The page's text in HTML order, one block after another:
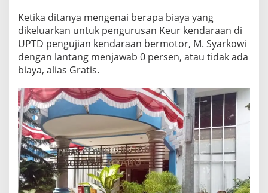
Ketika ditanya mengenai berapa biaya yang
dikeluarkan untuk pengurusan Keur kendaraan di
UPTD pengujian kendaraan bermotor, M. Syarkowi
dengan lantang menjawab 0 persen, atau tidak ada
biaya, alias Gratis.